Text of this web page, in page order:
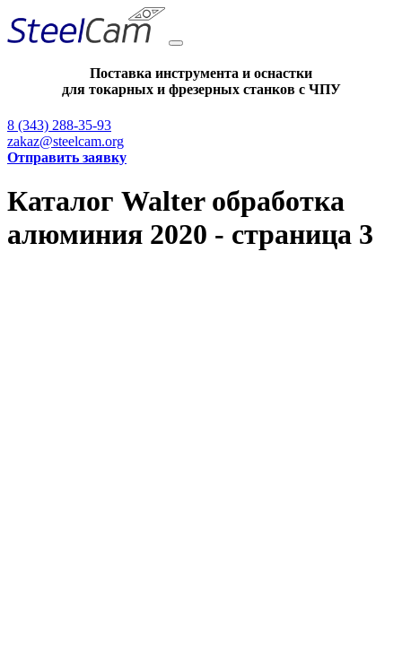
Поставка инструмента и оснастки
для токарных и фрезерных станков с ЧПУ
8 (343) 288-35-93
zakaz@steelcam.org
Отправить заявку
Каталог Walter обработка
алюминия 2020 - страница 3